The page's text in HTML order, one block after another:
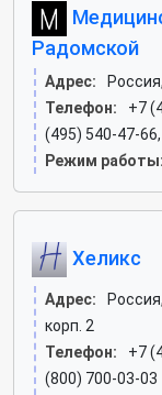
Радомской
Адрес:
Телефон:
+7
(495) 540-47-
Режим работы:
Хеликс
Адрес:
корп. 2
Телефон:
+7
(800) 700-03-03